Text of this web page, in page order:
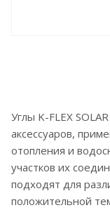
Углы K-FLEX
аксессуаров,
отопления и
участков их
подходят для
положительной